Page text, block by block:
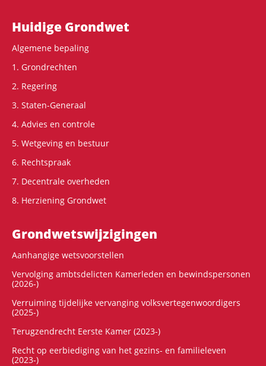
Hoofdnavigatie
Huidige Grondwet
Algemene bepaling
1. Grondrechten
2. Regering
3. Staten-Generaal
4. Advies en controle
5. Wetgeving en bestuur
6. Rechtspraak
7. Decentrale overheden
8. Herziening Grondwet
Grondwets­wijzigingen
Aanhangige wetsvoorstellen
Vervolging ambtsdelicten Kamerleden en bewindspersonen
(2026-)
Verruiming tijdelijke vervanging volksvertegenwoordigers
(2025-)
Terugzendrecht Eerste Kamer (2023-)
Recht op eerbiediging van het gezins- en familieleven
(2023-)